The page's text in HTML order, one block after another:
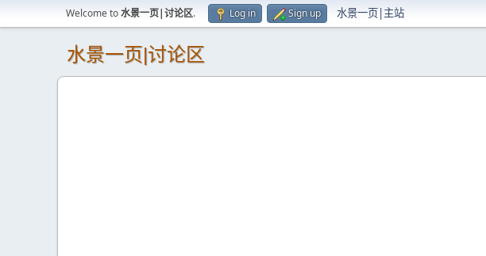
Welcome to水景一页|讨论区. Log in Sign up 水景一页|主站
水景一页|讨论区